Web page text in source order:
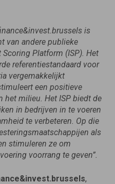
is
van andere publieke
Platform (ISP). Het
referentiestandaard voor
vergemakkelijkt
een positieve
het milieu. Het ISP biedt de
in bedrijven in te voeren
te verbeteren. Op die
als
stimuleren ze om
voorrang te geven”.
,